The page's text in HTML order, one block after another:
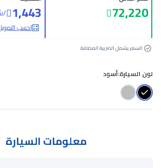
72,220
1,443
/
احسب
السعر يشمل الضريبة المضافة
لون السيارة:أسود
معلومات السيارة